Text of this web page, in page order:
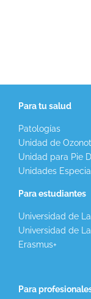
Para tu salud
Patologías
Unidad de
Unidad para Pie
Unidades
Para estudiantes
Universidad de
Universidad de
Erasmus+
Para